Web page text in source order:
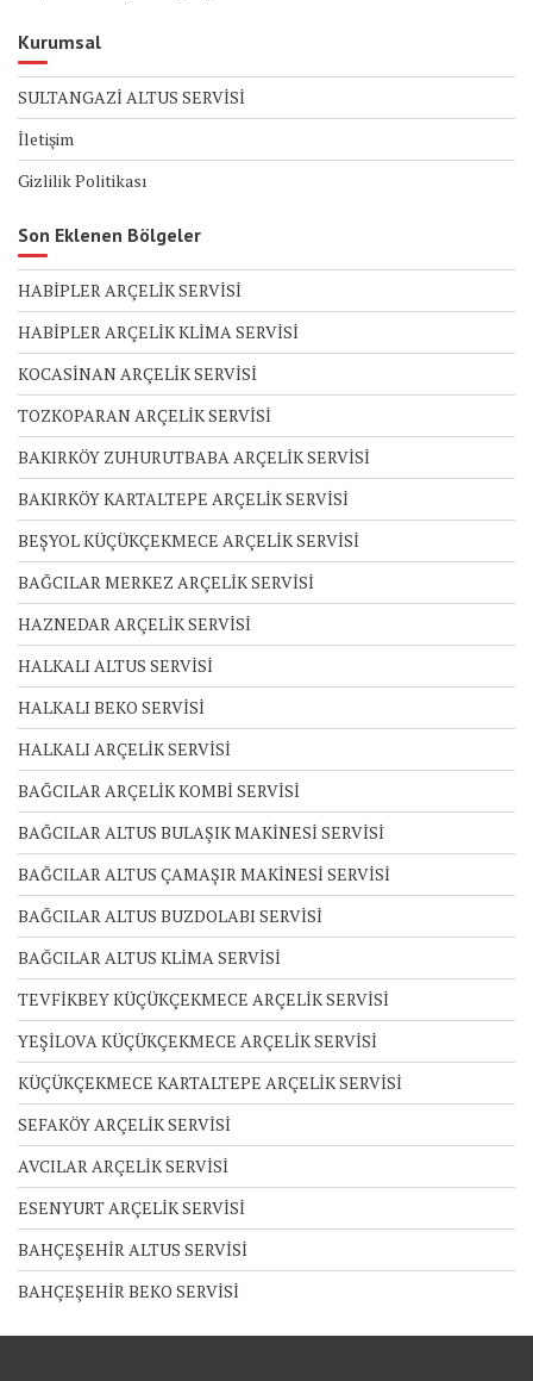
Kurumsal
SULTANGAZİ ALTUS SERVİSİ
İletişim
Gizlilik Politikası
Son Eklenen Bölgeler
HABİPLER ARÇELİK SERVİSİ
HABİPLER ARÇELİK KLİMA SERVİSİ
KOCASİNAN ARÇELİK SERVİSİ
TOZKOPARAN ARÇELİK SERVİSİ
BAKIRKÖY ZUHURUTBABA ARÇELİK SERVİSİ
BAKIRKÖY KARTALTEPE ARÇELİK SERVİSİ
BEŞYOL KÜÇÜKÇEKMECE ARÇELİK SERVİSİ
BAĞCILAR MERKEZ ARÇELİK SERVİSİ
HAZNEDAR ARÇELİK SERVİSİ
HALKALI ALTUS SERVİSİ
HALKALI BEKO SERVİSİ
HALKALI ARÇELİK SERVİSİ
BAĞCILAR ARÇELİK KOMBİ SERVİSİ
BAĞCILAR ALTUS BULAŞIK MAKİNESİ SERVİSİ
BAĞCILAR ALTUS ÇAMAŞIR MAKİNESİ SERVİSİ
BAĞCILAR ALTUS BUZDOLABI SERVİSİ
BAĞCILAR ALTUS KLİMA SERVİSİ
TEVFİKBEY KÜÇÜKÇEKMECE ARÇELİK SERVİSİ
YEŞİLOVA KÜÇÜKÇEKMECE ARÇELİK SERVİSİ
KÜÇÜKÇEKMECE KARTALTEPE ARÇELİK SERVİSİ
SEFAKÖY ARÇELİK SERVİSİ
AVCILAR ARÇELİK SERVİSİ
ESENYURT ARÇELİK SERVİSİ
BAHÇEŞEHİR ALTUS SERVİSİ
BAHÇEŞEHİR BEKO SERVİSİ